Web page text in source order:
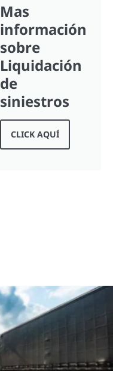
Mas
información
sobre
Liquidación
de
siniestros
CLICK AQUÍ